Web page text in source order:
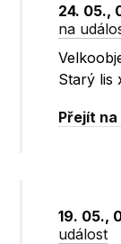
24. 05.,
na
Starý lis
Přejít
19. 05.,
událost